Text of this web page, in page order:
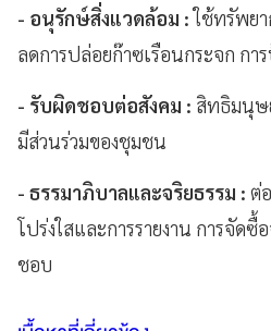
- อนุรักษ์สิ่งแวดล้อม :ใช้ทรัพยา
ลดการปล่อยก๊าซเรือนกระจก ก
- รับผิดชอบต่อสังคม : สิทธิมนุษ
มีส่วนร่วมของชุมชน
- ธรรมาภิบาลและจริยธรรม : ต่
โปร่งใสและการรายงาน การจัดซื้
ชอบ